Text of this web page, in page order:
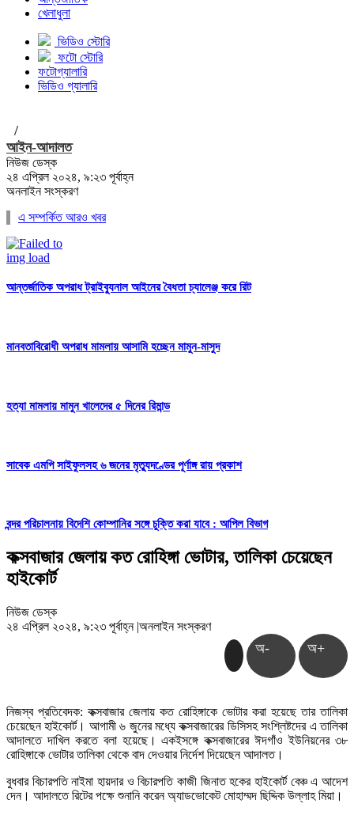
খেলাধুলা
ভিডিও স্টোরি
ফটো স্টোরি
ফটোগ্যালারি
ভিডিও গ্যালারি
/
আইন-আদালত
নিউজ ডেস্ক
২৪ এপ্রিল ২০২৪, ৯:২৩ পূর্বাহ্ন
অনলাইন সংস্করণ
এ সম্পর্কিত আরও খবর
আন্তর্জাতিক অপরাধ ট্রাইব্যুনাল আইনের বৈধতা চ্যালেঞ্জ করে রিট
মানবতাবিরোধী অপরাধ মামলায় আসামি হচ্ছেন মামুন-মাসুদ
হত্যা মামলায় মামুন খালেদের ৫ দিনের রিমান্ড
সাবেক এমপি সাইফুলসহ ৬ জনের মৃত্যুদণ্ডের পূর্ণাঙ্গ রায় প্রকাশ
বন্দর পরিচালনায় বিদেশি কোম্পানির সঙ্গে চুক্তি করা যাবে : আপিল বিভাগ
কক্সবাজার জেলায় কত রোহিঙ্গা ভোটার, তালিকা চেয়েছেন
হাইকোর্ট
নিউজ ডেস্ক
২৪ এপ্রিল ২০২৪, ৯:২৩ পূর্বাহ্ন |অনলাইন সংস্করণ
অ- অ+
নিজস্ব প্রতিবেদক: কক্সবাজার জেলায় কত রোহিঙ্গাকে ভোটার করা হয়েছে তার তালিকা
চেয়েছেন হাইকোর্ট। আগামী ৬ জুনের মধ্যে কক্সবাজারের ডিসিসহ সংশ্লিষ্টদের এ তালিকা
আদালতে দাখিল করতে বলা হয়েছে। একইসঙ্গে কক্সবাজারের ঈদগাঁও ইউনিয়নের ৩৮
রোহিঙ্গাকে ভোটার তালিকা থেকে বাদ দেওয়ার নির্দেশ দিয়েছেন আদালত।
বুধবার বিচারপতি নাইমা হায়দার ও বিচারপতি কাজী জিনাত হকের হাইকোর্ট বেঞ্চ এ আদেশ
দেন। আদালতে রিটের পক্ষে শুনানি করেন অ্যাডভোকেট মোহাম্মদ ছিদ্দিক উল্লাহ মিয়া।